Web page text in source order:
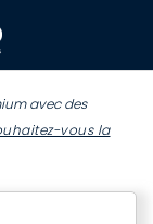
avec des
vous la